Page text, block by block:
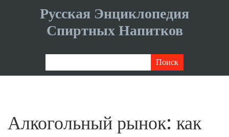
Русская Энциклопедия
Спиртных Напитков
Алкогольный рынок: как